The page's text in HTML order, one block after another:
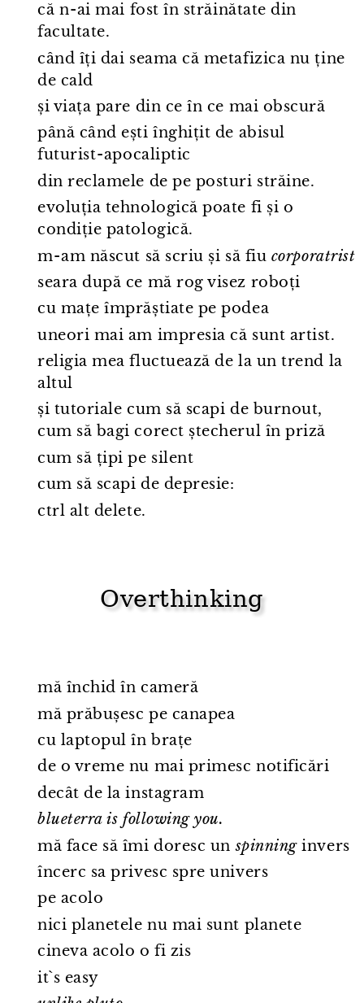
că n⁠-⁠ai mai fost în străinătate din
facultate.
când îți dai seama că metafizica nu ține
de cald
și viața pare din ce în ce mai obscură
până când ești înghițit de abisul
futurist⁠-⁠apocaliptic
din reclamele de pe posturi străine.
evoluția tehnologică poate fi și o
condiție patologică.
m⁠-⁠am născut să scriu și să fiu corporatrist
seara după ce mă rog visez roboți
cu mațe împrăștiate pe podea
uneori mai am impresia că sunt artist.
religia mea fluctuează de la un trend la
altul
și tutoriale cum să scapi de burnout,
cum să bagi corect ștecherul în priză
cum să țipi pe silent
cum să scapi de depresie:
ctrl alt delete.
Overthinking
mă închid în cameră
mă prăbușesc pe canapea
cu laptopul în brațe
de o vreme nu mai primesc notificări
decât de la instagram
blueterra is following you.
mă face să îmi doresc unspinninginvers
încerc sa privesc spre univers
pe acolo
nici planetele nu mai sunt planete
cineva acolo o fi zis
it`s easy